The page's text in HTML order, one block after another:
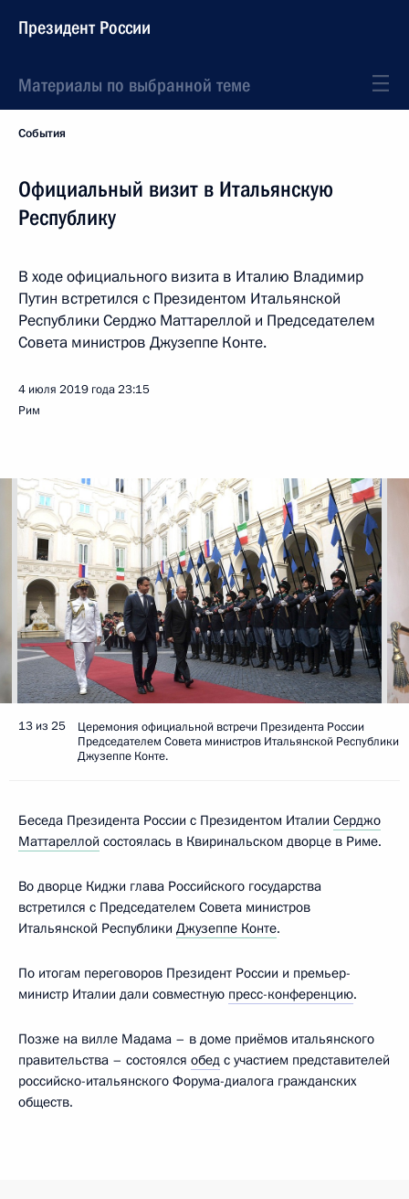
Президент России
Материалы по выбранной теме
События
Официальный визит в Итальянскую
Республику
В ходе официального визита в Италию Владимир
Путин встретился с Президентом Итальянской
Республики Серджо Маттареллой и Председателем
Совета министров Джузеппе Конте.
4 июля 2019 года23:15
Рим
13 из 25
Церемония официальной встречи Президента России
Председателем Совета министров Итальянской Республики
Джузеппе Конте.
Беседа Президента России с Президентом Италии Серджо
Маттареллой состоялась в Квиринальском дворце в Риме.
Во дворце Киджи глава Российского государства
встретился с Председателем Совета министров
Итальянской Республики Джузеппе Конте.
По итогам переговоров Президент России и премьер-
министр Италии дали совместную пресс-конференцию.
Позже на вилле Мадама – в доме приёмов итальянского
правительства – состоялся обед с участием представителей
российско-итальянского Форума-диалога гражданских
обществ.